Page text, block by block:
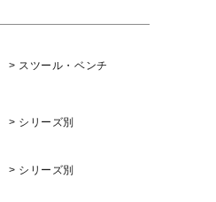
スツール・ベンチ
シリーズ別
シリーズ別